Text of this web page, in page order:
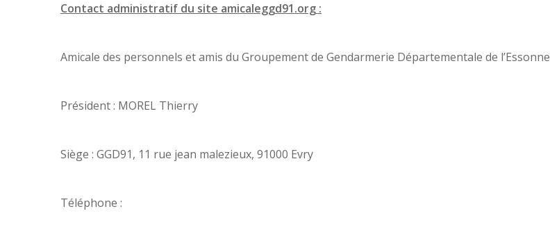
Contact administratif du site amicaleggd91.org :
Amicale des personnels et amis du Groupement de Gendarmerie Départementale de l’Essonne
Président : MOREL Thierry
Siège : GGD91, 11 rue jean malezieux, 91000 Evry
Téléphone :